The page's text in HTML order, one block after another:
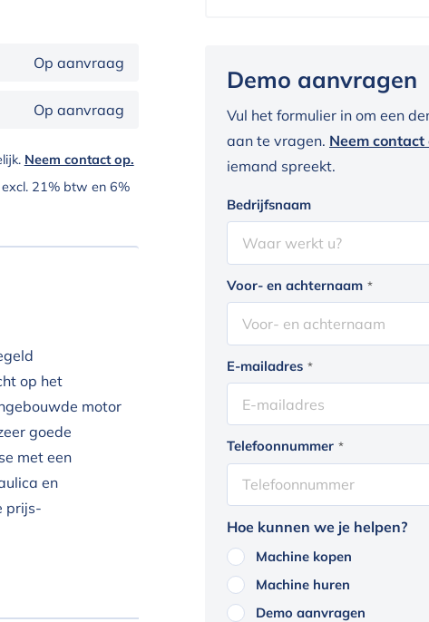
Op aanvraag
Op aanvraag
Neem contact op.
21% btw en 6%
op het
motor
goede
met een
en
prijs-
Demo aanvragen
Vul het formulier in om een
aan te vragen. Neem contact
iemand spreekt.
Bedrijfsnaam
Voor- en achternaam *
E-mailadres *
Telefoonnummer *
Hoe kunnen we je helpen?
Machine kopen
Machine huren
Demo aanvragen